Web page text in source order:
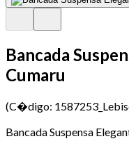
Bancada
Cumaru
(C�digo:
Bancada Suspensa